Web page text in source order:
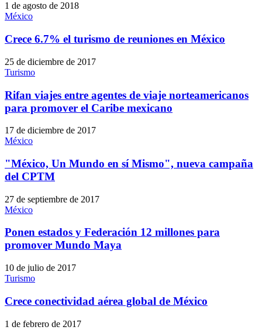
1 de agosto de 2018
México
Crece 6.7% el turismo de reuniones en México
25 de diciembre de 2017
Turismo
Rifan viajes entre agentes de viaje norteamericanos
para promover el Caribe mexicano
17 de diciembre de 2017
México
"México, Un Mundo en sí Mismo", nueva campaña
del CPTM
27 de septiembre de 2017
México
Ponen estados y Federación 12 millones para
promover Mundo Maya
10 de julio de 2017
Turismo
Crece conectividad aérea global de México
1 de febrero de 2017